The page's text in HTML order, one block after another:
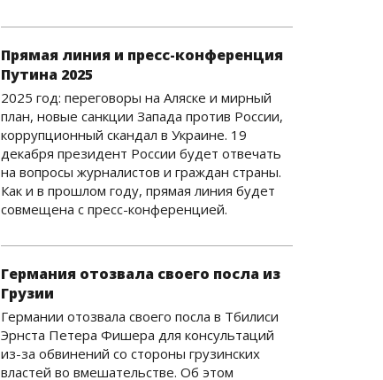
Прямая линия и пресс-конференция
Путина 2025
2025 год: переговоры на Аляске и мирный
план, новые санкции Запада против России,
коррупционный скандал в Украине. 19
декабря президент России будет отвечать
на вопросы журналистов и граждан страны.
Как и в прошлом году, прямая линия будет
совмещена с пресс-конференцией.
Германия отозвала своего посла из
Грузии
Германии отозвала своего посла в Тбилиси
Эрнста Петера Фишера для консультаций
из-за обвинений со стороны грузинских
властей во вмешательстве. Об этом